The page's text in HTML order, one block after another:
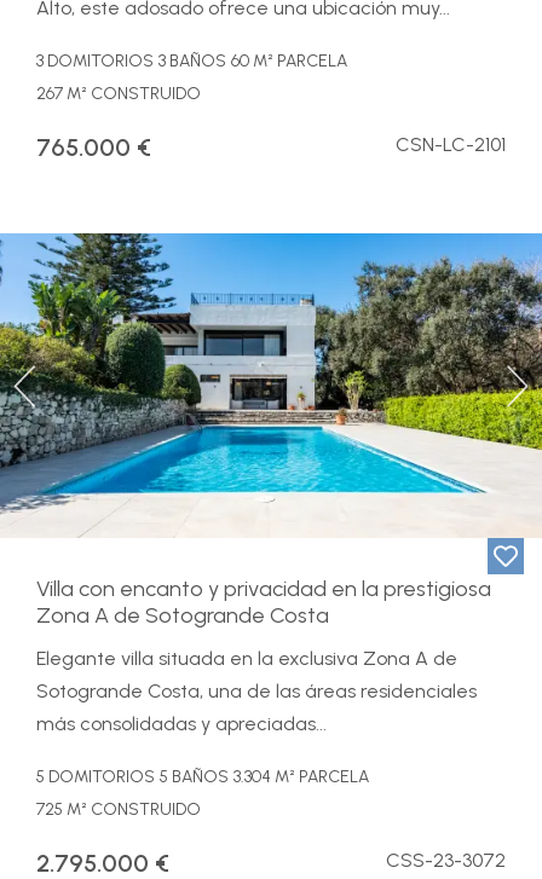
Alto, este adosado ofrece una ubicación muy...
3 DOMITORIOS 3 BAÑOS 60 M² PARCELA
267 M² CONSTRUIDO
765.000 € CSN-LC-2101
Previous
Villa con encanto y privacidad en la prestigiosa
Zona A de Sotogrande Costa
Elegante villa situada en la exclusiva Zona A de
Sotogrande Costa, una de las áreas residenciales
más consolidadas y apreciadas...
5 DOMITORIOS 5 BAÑOS 3.304 M² PARCELA
725 M² CONSTRUIDO
2.795.000 € CSS-23-3072